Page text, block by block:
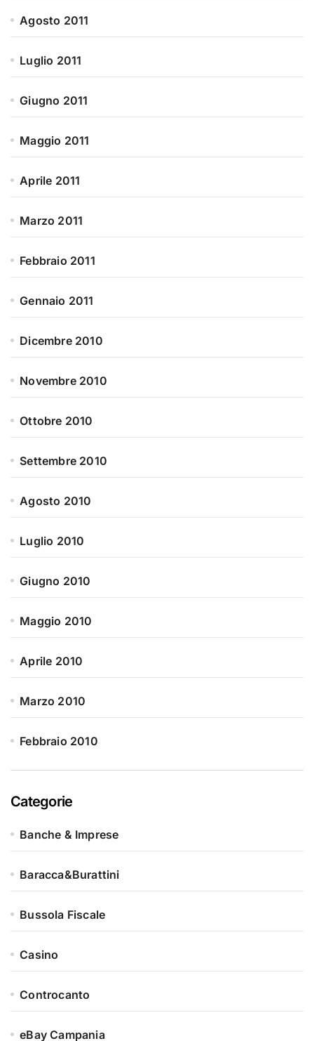
Agosto 2011
Luglio 2011
Giugno 2011
Maggio 2011
Aprile 2011
Marzo 2011
Febbraio 2011
Gennaio 2011
Dicembre 2010
Novembre 2010
Ottobre 2010
Settembre 2010
Agosto 2010
Luglio 2010
Giugno 2010
Maggio 2010
Aprile 2010
Marzo 2010
Febbraio 2010
Categorie
Banche & Imprese
Baracca&Burattini
Bussola Fiscale
Casino
Controcanto
eBay Campania